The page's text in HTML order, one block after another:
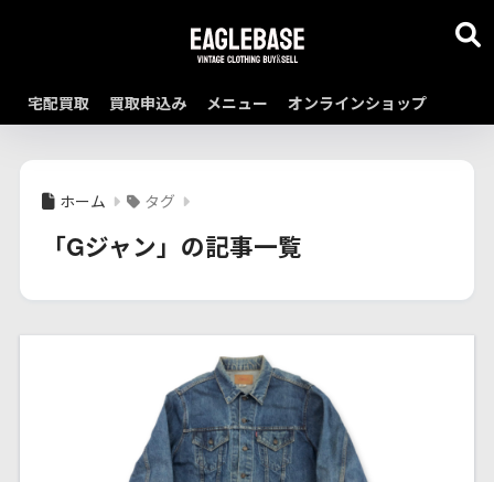
宅配買取 買取申込み メニュー オンラインショップ
ホーム タグ
「Gジャン」の記事一覧